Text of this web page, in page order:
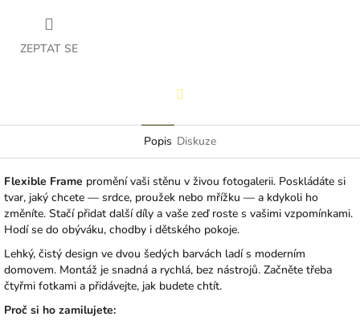
ZEPTAT SE
Popis Diskuze
Flexible Frame promění vaši stěnu v živou fotogalerii. Poskládáte si
tvar, jaký chcete — srdce, proužek nebo mřížku — a kdykoli ho
změníte. Stačí přidat další díly a vaše zeď roste s vašimi vzpomínkami.
Hodí se do obýváku, chodby i dětského pokoje.
Lehký, čistý design ve dvou šedých barvách ladí s moderním
domovem. Montáž je snadná a rychlá, bez nástrojů. Začněte třeba
čtyřmi fotkami a přidávejte, jak budete chtít.
Proč si ho zamilujete: